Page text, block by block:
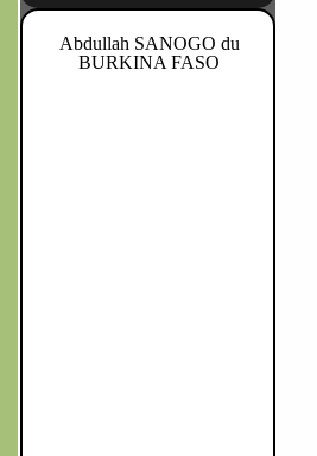
Abdullah SANOGO du
BURKINA FASO